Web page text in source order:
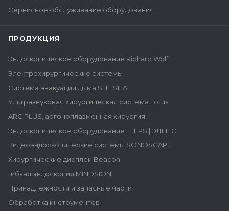
Сервисное обслуживание оборудования
ПРОДУКЦИЯ
Эндоскопическое оборудование Richard Wolf
Электрохирургические системы
Система эвакуации дыма SHE SHA
Ультразвуковая хирургическая система Lotus
ARC PLUS, аргоноплазменная хирургия
Эндоскопическое оборудование ELEPS | ЭЛЕПС
Видеоэндоскопические системы SONOSCAPE
Хирургические дисплеи Beacon
Гибкая эндоскопия MINDSION
Принадлежности и запасные части
Обработка инструментов